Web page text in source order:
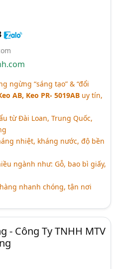
ngừng “sáng tạo” & “đổi
AB, Keo PR- 5019AB uy tín,
từ Đài Loan, Trung Quốc,
nhiệt, kháng nước, độ bền
ngành như: Gỗ, bao bì giấy,
nhanh chóng, tận nơi
- Công Ty TNHH MTV